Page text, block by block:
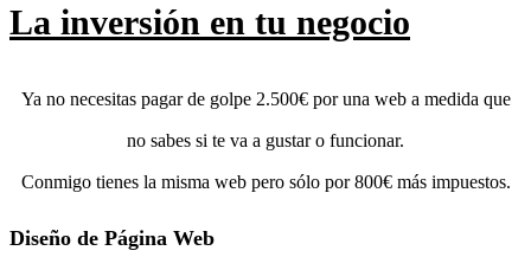
La inversión en tu negocio
Ya no necesitas pagar de golpe 2.500€ por una web a medida que
no sabes si te va a gustar o funcionar.
Conmigo tienes la misma web pero sólo por 800€ más impuestos.
Diseño de Página Web